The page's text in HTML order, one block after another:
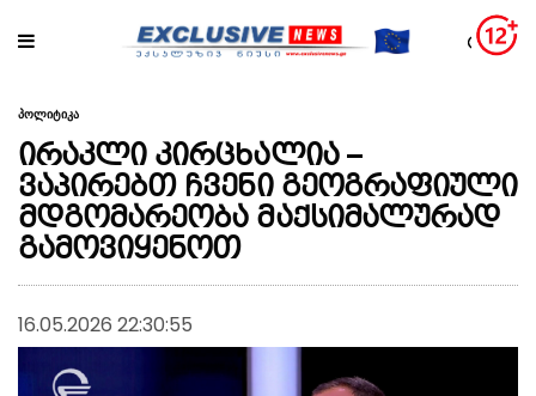
პოლიტიკა
ირაკლი კირცხალია –
ვაპირებთ ჩვენი გეოგრაფიული
მდგომარეობა მაქსიმალურად
გამოვიყენოთ
16.05.2026 22:30:55